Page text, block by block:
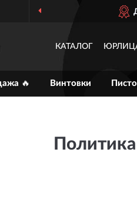
КАТАЛОГ
🔥 Винтовки